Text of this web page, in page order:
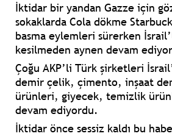
İktidar bir yandan Gazze için
sokaklarda Cola dökme
basma eylemleri sürerken
kesilmeden aynen devam
Çoğu AKP’li Türk şirketleri
demir çelik, çimento, inşaat
ürünleri, giyecek, temizlik
devam ediyordu.
İktidar önce sessiz kaldı bu